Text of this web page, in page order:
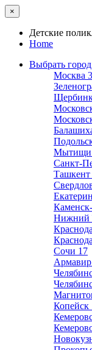
×
Детские
Home
Выбрать город
Москва
Мытищи
Санкт-
Ташкент
Нижний
Сочи 17
Армавир
Копейск